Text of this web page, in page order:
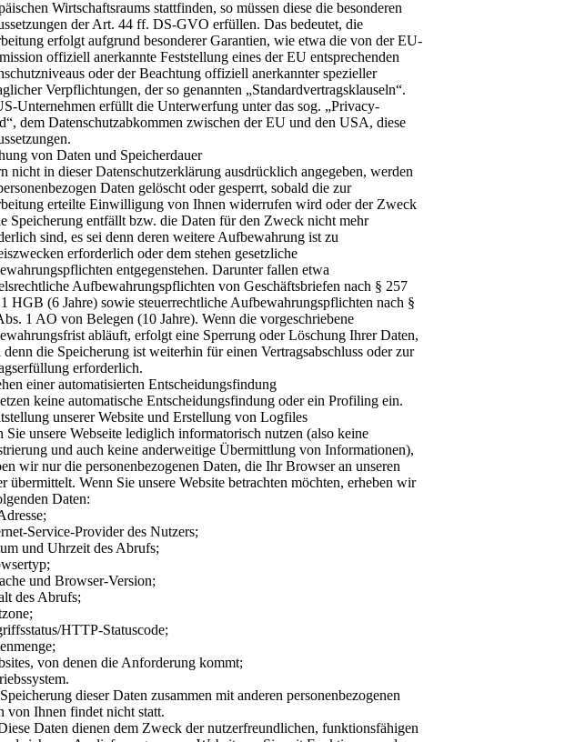
Wirtschaftsraums stattfinden, so müssen diese die besonderen
der Art. 44 ff. DS-GVO erfüllen. Das bedeutet, die
erfolgt aufgrund besonderer Garantien, wie etwa die von der EU-
offiziell anerkannte Feststellung eines der EU entsprechenden
oder der Beachtung offiziell anerkannter spezieller
Verpflichtungen, der so genannten „Standardvertragsklauseln“.
Unternehmen erfüllt die Unterwerfung unter das sog. „Privacy-
dem Datenschutzabkommen zwischen der EU und den USA, diese
von Daten und Speicherdauer
nicht in dieser Datenschutzerklärung ausdrücklich angegeben, werden
Daten gelöscht oder gesperrt, sobald die zur
erteilte Einwilligung von Ihnen widerrufen wird oder der Zweck
Speicherung entfällt bzw. die Daten für den Zweck nicht mehr
sind, es sei denn deren weitere Aufbewahrung ist zu
erforderlich oder dem stehen gesetzliche
entgegenstehen. Darunter fallen etwa
Aufbewahrungspflichten von Geschäftsbriefen nach § 257
HGB (6 Jahre) sowie steuerrechtliche Aufbewahrungspflichten nach §
1 AO von Belegen (10 Jahre). Wenn die vorgeschriebene
abläuft, erfolgt eine Sperrung oder Löschung Ihrer Daten,
denn die Speicherung ist weiterhin für einen Vertragsabschluss oder zur
erforderlich.
einer automatisierten Entscheidungsfindung
keine automatische Entscheidungsfindung oder ein Profiling ein.
unserer Website und Erstellung von Logfiles
Sie unsere Webseite lediglich informatorisch nutzen (also keine
und auch keine anderweitige Übermittlung von Informationen),
wir nur die personenbezogenen Daten, die Ihr Browser an unseren
übermittelt. Wenn Sie unsere Website betrachten möchten, erheben wir
Daten:
Service-Provider des Nutzers;
und Uhrzeit des Abrufs;
und Browser-Version;
des Abrufs;
HTTP-Statuscode;
von denen die Anforderung kommt;
dieser Daten zusammen mit anderen personenbezogenen
von Ihnen findet nicht statt.
Daten dienen dem Zweck der nutzerfreundlichen, funktionsfähigen